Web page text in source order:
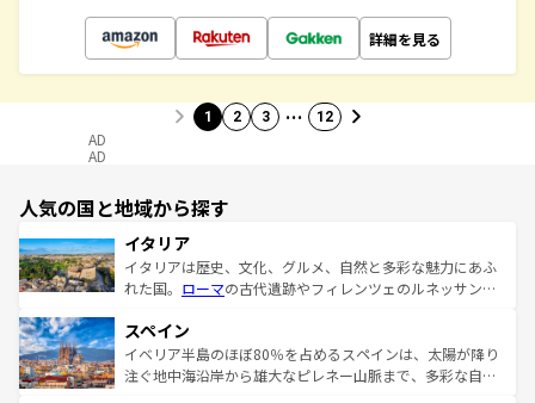
詳細を見る
1 2 3 … 12
AD
AD
人気の国と地域から探す
イタリア
イタリアは歴史、文化、グルメ、自然と多彩な魅力にあふ
れた国。 ローマの古代遺跡やフィレンツェのルネッサンス
ろん、トスカーナの美しい田園風景やアマルフィ海岸の絶
景など、自然景観も見逃せない。観光の合間には、本場の
ピザやパスタなど、絶品のイタリア料理を堪能することも
スペイン
イベリア半島のほぼ80％を占めるスペインは、太陽が降り
注ぐ地中海沿岸から雄大なピレネー山脈まで、多彩な自然